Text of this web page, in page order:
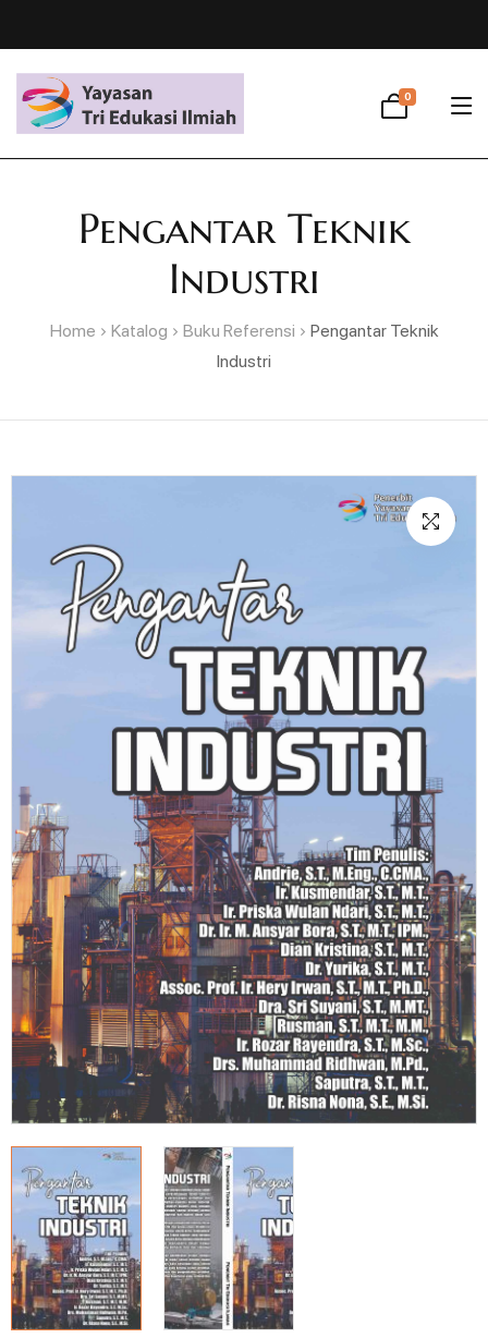
0
Pengantar Teknik
Industri
Home Katalog Buku Referensi
Pengantar Teknik
Industri